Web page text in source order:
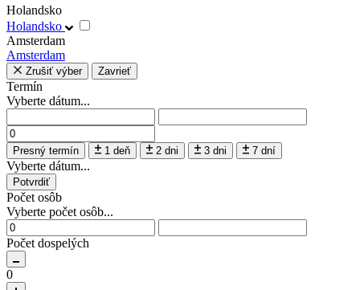
Holandsko
Holandsko
Amsterdam
Amsterdam
Zrušiť výber Zavrieť
Termín
Vyberte dátum...
Presný termín 1 deň 2 dni 3 dni 7 dní
Vyberte dátum...
Potvrdiť
Počet osôb
Vyberte počet osôb...
Počet dospelých
0